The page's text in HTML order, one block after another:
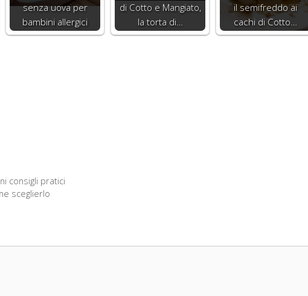
senza uova per
bambini allergici
di Cotto e Mangiato,
la torta di…
il semifreddo ai
cachi di Cotto…
consigli pratici
sceglierlo